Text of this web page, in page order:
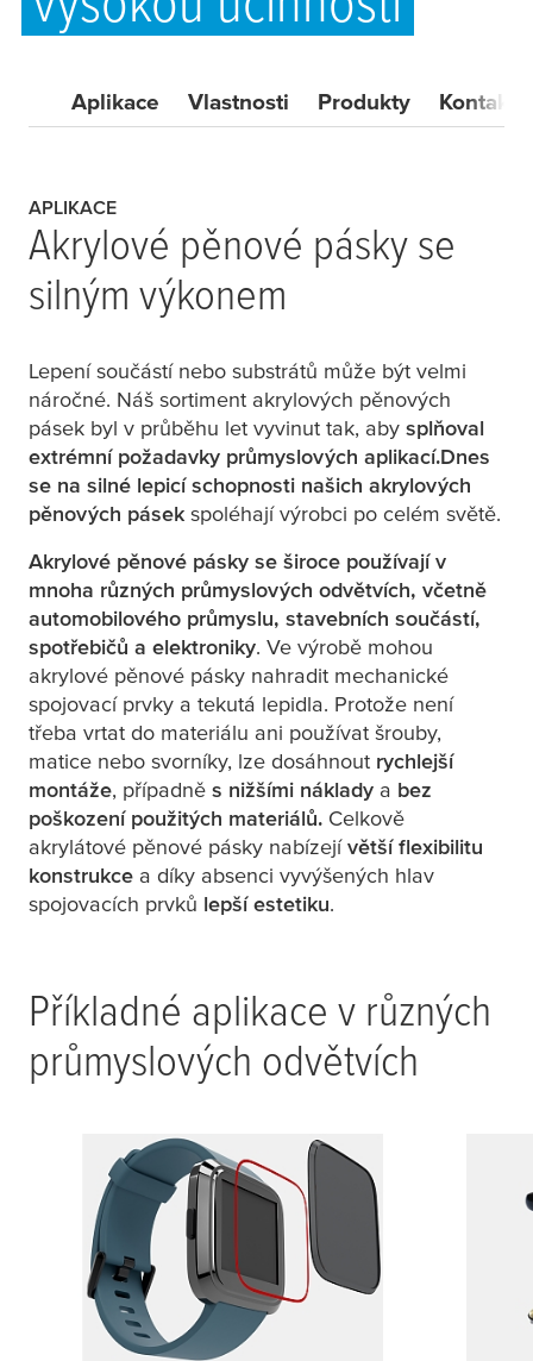
Aplikace Vlastnosti Produkty Kontakt
APLIKACE
Akrylové pěnové pásky se
silným výkonem
Lepení součástí nebo substrátů může být velmi
náročné. Náš sortiment akrylových pěnových
pásek byl v průběhu let vyvinut tak, aby splňoval
extrémní požadavky průmyslových aplikací.Dnes
se na silné lepicí schopnosti našich akrylových
pěnových pásek spoléhají výrobci po celém světě.
Akrylové pěnové pásky se široce používají v
mnoha různých průmyslových odvětvích, včetně
automobilového průmyslu, stavebních součástí,
spotřebičů a elektroniky. Ve výrobě mohou
akrylové pěnové pásky nahradit mechanické
spojovací prvky a tekutá lepidla. Protože není
třeba vrtat do materiálu ani používat šrouby,
matice nebo svorníky, lze dosáhnout rychlejší
montáže, případně s nižšími náklady a bez
poškození použitých materiálů. Celkově
akrylátové pěnové pásky nabízejívětší flexibilitu
konstrukce a díky absenci vyvýšených hlav
spojovacích prvků lepší estetiku.
Příkladné aplikace v různých
průmyslových odvětvích